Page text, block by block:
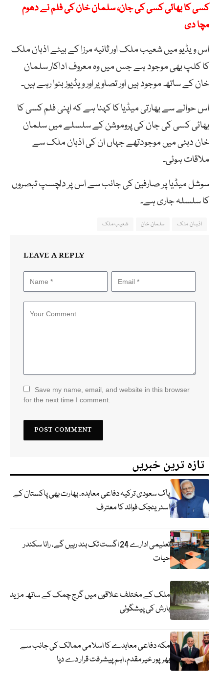
کسی کا بھائی کسی کی جان، سلمان خان کی فلم نے دھوم
مچا دی
اس ویڈیو میں شعیب ملک اور ثانیہ مرزا کے بیٹے اذہان ملک
کا کلپ بھی موجود ہے جس میں وہ معروف اداکار سلمان
خان کے ساتھ موجود ہیں اور تصاویر اور ویڈیوز بنوا رہے ہیں۔
اس حوالے سے بھارتی میڈیا کا کہنا ہے کہ اپنی فلم کسی کا
بھائی کسی کی جان کی پروموشن کے سلسلے میں سلمان
خان دبئی میں موجودتھے جہاں ان کی اذہان ملک سے
ملاقات ہوئی۔
سوشل میڈیا پر صارفین کی جانب سے اس پر دلچسپ تبصروں
کا سلسلہ جاری ہے۔
اذہان ملک سلمان خان شعیب ملک
LEAVE A REPLY
Save my name, email, and website in this browser
for the next time I comment.
تازہ ترین خبریں
پاک سعودی ترکیہ دفاعی معاہدہ، بھارت بھی پاکستان کے
اسٹریٹجک فوائد کا معترف
تعلیمی ادارے 24 اگست تک بند رہیں گے، رانا سکندر
حیات
ملک کے مختلف علاقوں میں گرج چمک کے ساتھ مزید
بارش کی پیشگوئی
مکہ دفاعی معاہدے کا اسلامی ممالک کی جانب سے
بھرپور خیرمقدم، اہم پیشرفت قرار دے دیا